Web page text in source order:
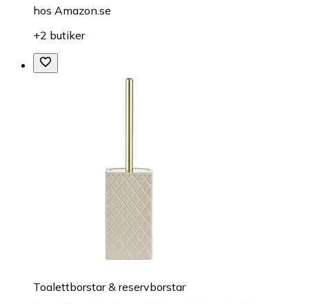
hos Amazon.se
+2 butiker
Toalettborstar & reservborstar